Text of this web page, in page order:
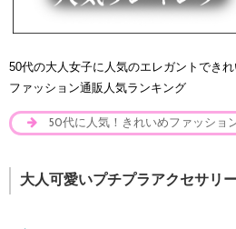
50代の大人女子に人気のエレガントでき
ファッション通販人気ランキング
50代に人気！きれいめファッショ
大人可愛いプチプラアクセサリ